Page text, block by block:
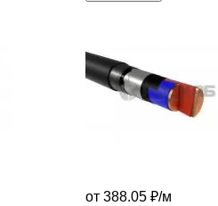
от 388.05 ₽/м